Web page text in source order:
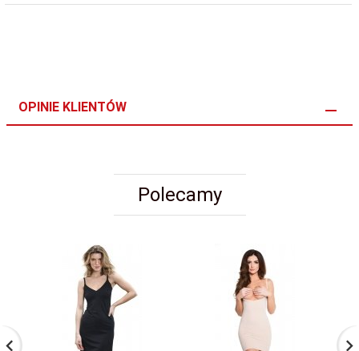
OPINIE KLIENTÓW
Polecamy